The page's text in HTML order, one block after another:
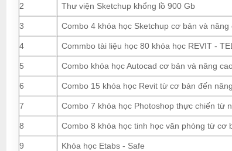
2 Thư viện Sketchup khổng lồ 900 Gb
3 Combo 4 khóa học Sketchup cơ bản và nâng
4 Commbo tài liệu học 80 khóa học REVIT -
5 Combo khóa học Autocad cơ bản và nâng
6 Combo 15 khóa học Revit từ cơ bản đến
7 Combo 7 khóa học Photoshop thực chiến từ
8 Combo 8 khóa học tinh học văn phòng từ cơ
9 Khóa học Etabs - Safe